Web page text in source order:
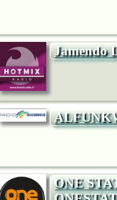
Jamendo
ONE